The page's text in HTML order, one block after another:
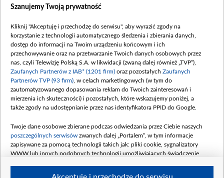
Dofinansowanie 635 783 051,21 PLN
(wpłata wrzesień 100 mln, październik 350
mln, listopad 265 mln)
Dofinansowanie 48 862 000,00 PLN
Data podpisania umowy: GRUDZIEŃ 2025
(wpłata grudzień 60,548 mln)
Dofinansowanie 900 000 000,00 PLN
Data podpisania umowy: LUTY 2026 (wpłata
kwiecień 180 mln, 7 maja 180 mln, 8
czerwca 90 mln)
Dofinansowanie 250 000 000,00 PLN
4 sierpnia 250 mln
Szanujemy Twoją prywatność
Kliknij "Akceptuję i przechodzę do serwisu", aby wyrazić zgody na
korzystanie z technologii automatycznego śledzenia i zbierania danych,
dostęp do informacji na Twoim urządzeniu końcowym i ich
przechowywanie oraz na przetwarzanie Twoich danych osobowych przez
nas, czyli Telewizję Polską S.A. w likwidacji (zwaną dalej również „TVP”),
Zaufanych Partnerów z IAB* (1201 firm) oraz pozostałych Zaufanych
Partnerów TVP (93 firm) , w celach marketingowych (w tym do
zautomatyzowanego dopasowania reklam do Twoich zainteresowań i
mierzenia ich skuteczności) i pozostałych, które wskazujemy poniżej, a
także zgody na udostępnianie przez nas identyfikatora PPID do Google.
Twoje dane osobowe zbierane podczas odwiedzania przez Ciebie naszych
poszczególnych serwisów zwanych dalej „Portalem”, w tym informacje
zapisywane za pomocą technologii takich jak: pliki cookie, sygnalizatory
WWW lub innych podobnych technologii umożliwiających świadczenie